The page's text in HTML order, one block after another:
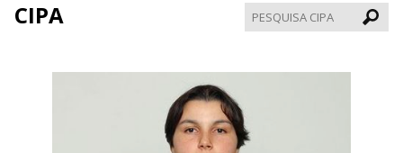
CIPA
CIPA